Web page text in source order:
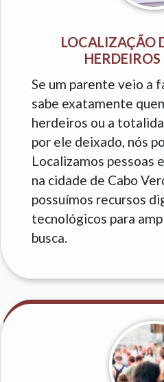
LOCALIZAÇÃO
HERDEIROS
Se um parente veio a
sabe exatamente
herdeiros ou a
por ele deixado, nós
Localizamos pessoas
na cidade de Cabo
possuímos recursos
tecnológicos para
busca.